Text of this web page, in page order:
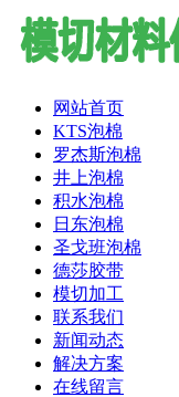
网站首页
KTS泡棉
罗杰斯泡棉
井上泡棉
积水泡棉
日东泡棉
圣戈班泡棉
德莎胶带
模切加工
联系我们
新闻动态
解决方案
在线留言